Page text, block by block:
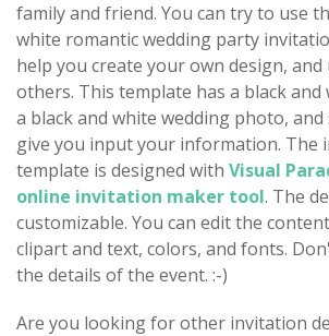
family and friend. You can try to use
white romantic wedding party
help you create your own design,
others. This template has a black
a black and white wedding photo,
give you input your information. The
template is designed with Visual
online invitation maker tool. The
customizable. You can edit the
clipart and text, colors, and fonts.
the details of the event. :-)
Are you looking for other invitation